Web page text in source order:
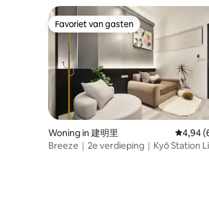
personen groep
Favoriet van gasten
Favoriet van gasten
Woning in 建明里
4,94
Breeze｜2e verdieping｜Kyō Station